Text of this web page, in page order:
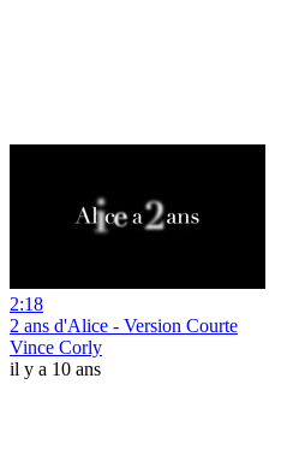
2:18
2 ans d'Alice - Version Courte
Vince Corly
il y a 10 ans